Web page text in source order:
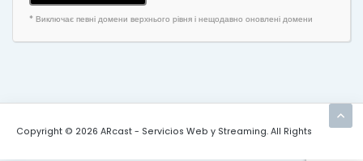
* Виключає певні домени верхнього рівня і нещодавно оновлені домени
Copyright © 2026 ARcast - Servicios Web y Streaming. All Rights